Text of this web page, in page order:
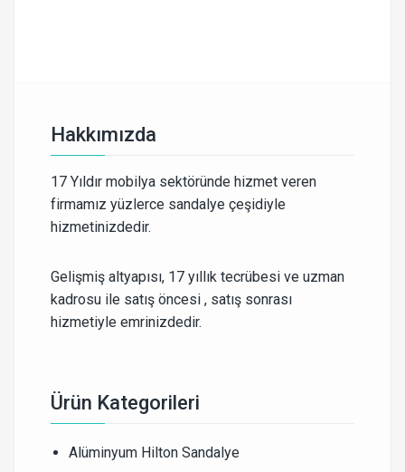
Hakkımızda
17 Yıldır mobilya sektöründe hizmet veren
firmamız yüzlerce sandalye çeşidiyle
hizmetinizdedir.
Gelişmiş altyapısı, 17 yıllık tecrübesi ve uzman
kadrosu ile satış öncesi , satış sonrası
hizmetiyle emrinizdedir.
Ürün Kategorileri
Alüminyum Hilton Sandalye